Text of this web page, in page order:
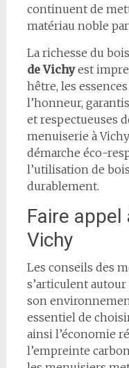
continuent de
matériau noble
La richesse du
de Vichyest
hêtre, les
l’honneur,
et respectueuses
menuiserie à
démarche éco-
l’utilisation de
durablement.
Faire appel
Vichy
Les conseils des
s’articulent
son
essentiel de
ainsi l’économie
l’empreinte